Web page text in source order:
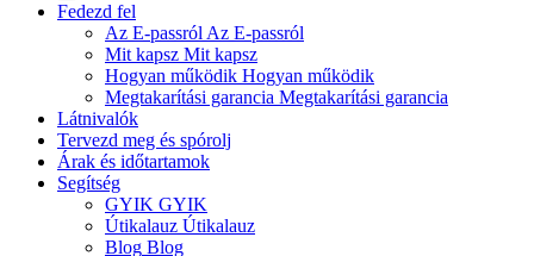
Fedezd fel
Az E-passról Az E-passról
Mit kapsz Mit kapsz
Hogyan működik Hogyan működik
Megtakarítási garancia Megtakarítási garancia
Látnivalók
Tervezd meg és spórolj
Árak és időtartamok
Segítség
GYIK GYIK
Útikalauz Útikalauz
Blog Blog